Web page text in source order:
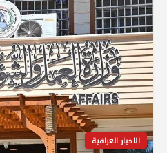
الاخبار العراقية